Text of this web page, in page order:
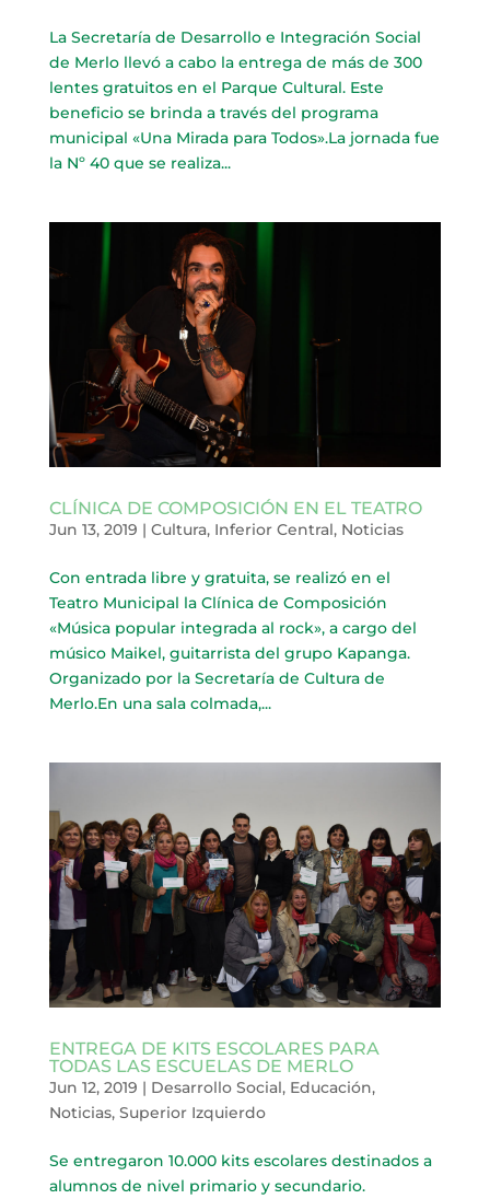
La Secretaría de Desarrollo e Integración Social
de Merlo llevó a cabo la entrega de más de 300
lentes gratuitos en el Parque Cultural. Este
beneficio se brinda a través del programa
municipal «Una Mirada para Todos».La jornada fue
la Nº 40 que se realiza...
CLÍNICA DE COMPOSICIÓN EN EL TEATRO
Jun 13, 2019 | Cultura, Inferior Central, Noticias
Con entrada libre y gratuita, se realizó en el
Teatro Municipal la Clínica de Composición
«Música popular integrada al rock», a cargo del
músico Maikel, guitarrista del grupo Kapanga.
Organizado por la Secretaría de Cultura de
Merlo.En una sala colmada,...
ENTREGA DE KITS ESCOLARES PARA
TODAS LAS ESCUELAS DE MERLO
Jun 12, 2019 | Desarrollo Social, Educación,
Noticias, Superior Izquierdo
Se entregaron 10.000 kits escolares destinados a
alumnos de nivel primario y secundario.